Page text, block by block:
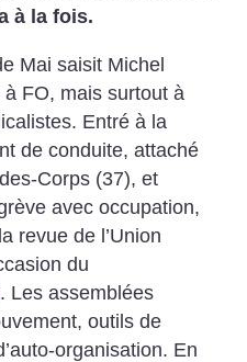
à la fois.
Mai saisit Michel
FO, mais surtout à
Entré à la
de conduite, attaché
Corps (37), et
avec occupation,
revue de l’Union
du
. Les assemblées
outils de
organisation. En